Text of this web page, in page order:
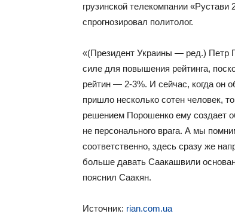
грузинской телекомпании
спрогнозировал политолог.
«(Президент Украины — ред.) Петр
силе для повышения рейтинга,
рейтин — 2-3%. И сейчас, когда он
пришло несколько сотен человек,
решением Порошенко ему создает
не персонального врага. А мы
соответственно, здесь сразу же
больше давать Саакашвили
пояснил Саакян.
Источник: rian.com.ua